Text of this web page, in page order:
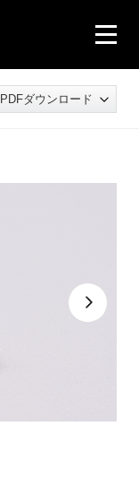
PDFダウンロード